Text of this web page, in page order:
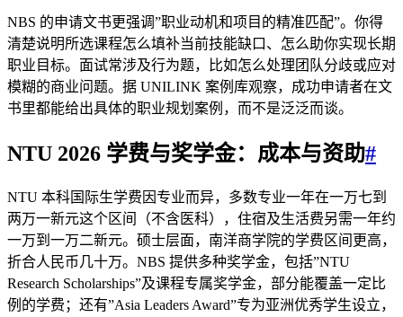
NBS 的申请文书更强调”职业动机和项目的精准匹配”。你得
清楚说明所选课程怎么填补当前技能缺口、怎么助你实现长期
职业目标。面试常涉及行为题，比如怎么处理团队分歧或应对
模糊的商业问题。据 UNILINK 案例库观察，成功申请者在文
书里都能给出具体的职业规划案例，而不是泛泛而谈。
NTU 2026 学费与奖学金：成本与资助#
NTU 本科国际生学费因专业而异，多数专业一年在一万七到
两万一新元这个区间（不含医科），住宿及生活费另需一年约
一万到一万二新元。硕士层面，南洋商学院的学费区间更高，
折合人民币几十万。NBS 提供多种奖学金，包括”NTU
Research Scholarships”及课程专属奖学金，部分能覆盖一定比
例的学费；还有”Asia Leaders Award”专为亚洲优秀学生设立，